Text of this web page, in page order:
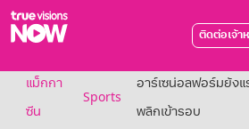
ติดต่อเจ้า
True AF2026
แพ็กเกจ
แม็กกา
ซีน
Sports
อาร์เซน่อลฟอร์มยัง
พลิกเข้ารอบ